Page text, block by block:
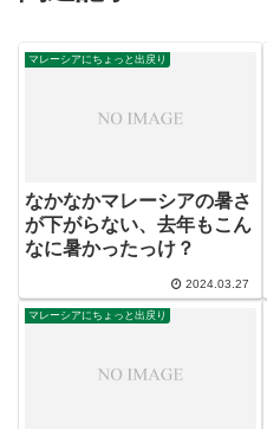
マレーシアにちょっと出戻り
なかなかマレーシアの暑さ
が下がらない、去年もこん
なに暑かったっけ？
2024.03.27
マレーシアにちょっと出戻り